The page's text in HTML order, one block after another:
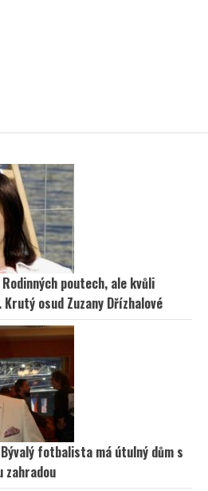
poutech, ale kvůli
osud Zuzany Dřízhalové
fotbalista má útulný dům s
zahradou